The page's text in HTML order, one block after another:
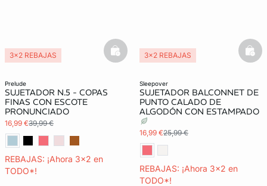
prelude
SUJETADOR N.5 - COPAS
FINAS CON ESCOTE
PRONUNCIADO
16,99 €39,99 €
REBAJAS: ¡Ahora 3x2 en
TODO*!
3x2 REBAJAS basketfull
sleepover
SUJETADOR BALCONNET DE
PUNTO CALADO DE
ALGODÓN CON ESTAMPADO
16,99 €25,99 €
REBAJAS: ¡Ahora 3x2 en
TODO*!
3x2 REBAJAS